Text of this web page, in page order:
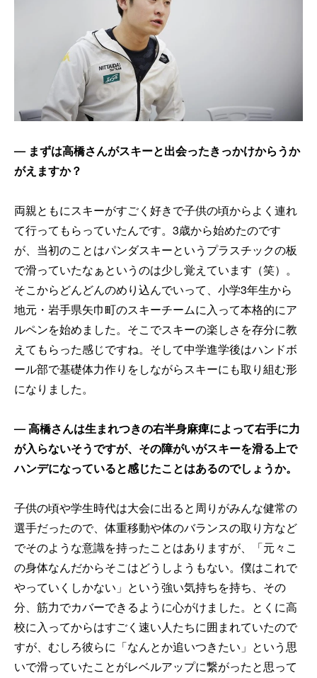
── まずは高橋さんがスキーと出会ったきっかけからうか
がえますか？
両親ともにスキーがすごく好きで子供の頃からよく連れ
て行ってもらっていたんです。3歳から始めたのです
が、当初のことはパンダスキーというプラスチックの板
で滑っていたなぁというのは少し覚えています（笑）。
そこからどんどんのめり込んでいって、小学3年生から
地元・岩手県矢巾町のスキーチームに入って本格的にア
ルペンを始めました。そこでスキーの楽しさを存分に教
えてもらった感じですね。そして中学進学後はハンドボ
ール部で基礎体力作りをしながらスキーにも取り組む形
になりました。
── 高橋さんは生まれつきの右半身麻痺によって右手に力
が入らないそうですが、その障がいがスキーを滑る上で
ハンデになっていると感じたことはあるのでしょうか。
子供の頃や学生時代は大会に出ると周りがみんな健常の
選手だったので、体重移動や体のバランスの取り方など
でそのような意識を持ったことはありますが、「元々こ
の身体なんだからそこはどうしようもない。僕はこれで
やっていくしかない」という強い気持ちを持ち、その
分、筋力でカバーできるように心がけました。とくに高
校に入ってからはすごく速い人たちに囲まれていたので
すが、むしろ彼らに「なんとか追いつきたい」という思
いで滑っていたことがレベルアップに繋がったと思って